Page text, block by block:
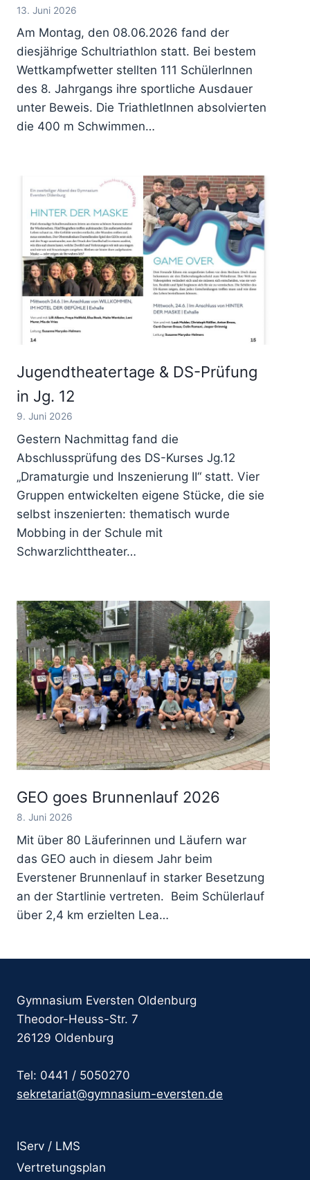
13. Juni 2026
Am Montag, den 08.06.2026 fand der
diesjährige Schultriathlon statt. Bei bestem
Wettkampfwetter stellten 111 SchülerInnen
des 8. Jahrgangs ihre sportliche Ausdauer
unter Beweis. Die TriathletInnen absolvierten
die 400 m Schwimmen…
Jugendtheatertage & DS-Prüfung
in Jg. 12
9. Juni 2026
Gestern Nachmittag fand die
Abschlussprüfung des DS-Kurses Jg.12
„Dramaturgie und Inszenierung II“ statt. Vier
Gruppen entwickelten eigene Stücke, die sie
selbst inszenierten: thematisch wurde
Mobbing in der Schule mit
Schwarzlichttheater…
GEO goes Brunnenlauf 2026
8. Juni 2026
Mit über 80 Läuferinnen und Läufern war
das GEO auch in diesem Jahr beim
Everstener Brunnenlauf in starker Besetzung
an der Startlinie vertreten. Beim Schülerlauf
über 2,4 km erzielten Lea…
Gymnasium Eversten Oldenburg
Theodor-Heuss-Str. 7
26129 Oldenburg
Tel: 0441 / 5050270
sekretariat@gymnasium-eversten.de
IServ / LMS
Vertretungsplan